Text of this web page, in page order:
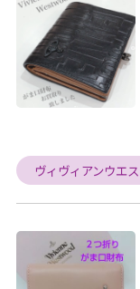
ヴィヴィアンウエ